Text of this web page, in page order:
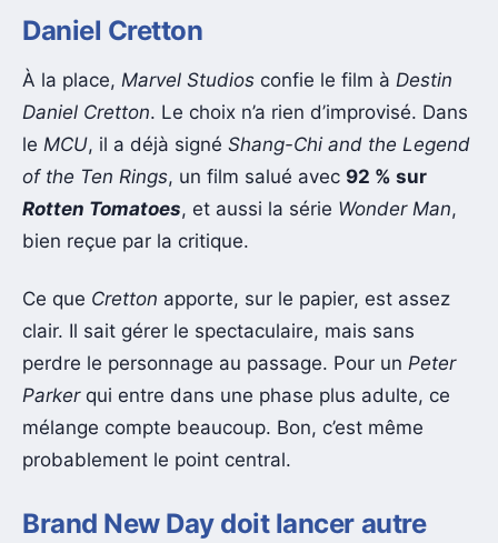
Daniel Cretton
À la place, Marvel Studios confie le film à Destin
Daniel Cretton. Le choix n’a rien d’improvisé. Dans
le MCU, il a déjà signé Shang-Chi and the Legend
of the Ten Rings, un film salué avec 92 % sur
Rotten Tomatoes, et aussi la série Wonder Man,
bien reçue par la critique.
Ce que Cretton apporte, sur le papier, est assez
clair. Il sait gérer le spectaculaire, mais sans
perdre le personnage au passage. Pour un Peter
Parkerqui entre dans une phase plus adulte, ce
mélange compte beaucoup. Bon, c’est même
probablement le point central.
Brand New Day doit lancer autre